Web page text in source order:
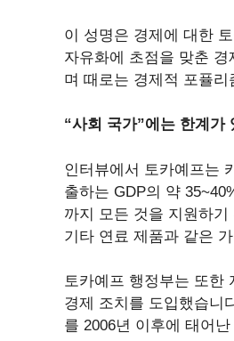
이 성명은 경제에 대한
자유화에 초점을 맞춘
며 때로는 경제적 포퓰
“사회 국가”에는 한계가
인터뷰에서 토카예프는
출하는 GDP의 약
까지 모든 것을 지원하
기타 연료 제품과 같은
토카예프 행정부는 또한
경제 조치를 도입했습니
를 2006년 이후에 태어